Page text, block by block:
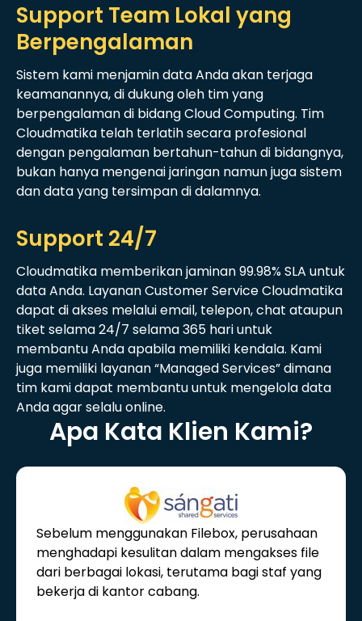
Support Team Lokal yang
Berpengalaman
Sistem kami menjamin data Anda akan terjaga
keamanannya, di dukung oleh tim yang
berpengalaman di bidang Cloud Computing. Tim
Cloudmatika telah terlatih secara profesional
dengan pengalaman bertahun-tahun di bidangnya,
bukan hanya mengenai jaringan namun juga sistem
dan data yang tersimpan di dalamnya.
Support 24/7
Cloudmatika memberikan jaminan 99.98% SLA untuk
data Anda. Layanan Customer Service Cloudmatika
dapat di akses melalui email, telepon, chat ataupun
tiket selama 24/7 selama 365 hari untuk
membantu Anda apabila memiliki kendala. Kami
juga memiliki layanan “Managed Services” dimana
tim kami dapat membantu untuk mengelola data
Anda agar selalu online.
Apa Kata Klien Kami?
Sebelum menggunakan Filebox, perusahaan
menghadapi kesulitan dalam mengakses file
dari berbagai lokasi, terutama bagi staf yang
bekerja di kantor cabang.